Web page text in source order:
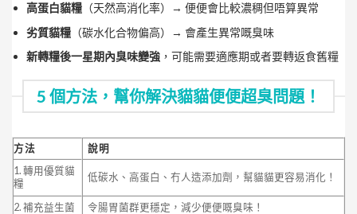
高蛋白貓糧 （天然高消化率）→ 便便會比較濃稠但唔算異常
劣質貓糧 （碳水化合物偏高）→ 會產生異常嘅臭味
新轉糧後一星期內臭味變強 ，可能需要適應期或者要轉返食舊糧
5 個方法，幫你解決貓貓便便超臭問題！
方法
說明
1. 轉用優質貓
糧
低碳水、高蛋白、冇人造添加劑，幫貓貓更容易消化！
2. 補充益生菌
令腸胃菌群更穩定，減少便便嘅臭味！